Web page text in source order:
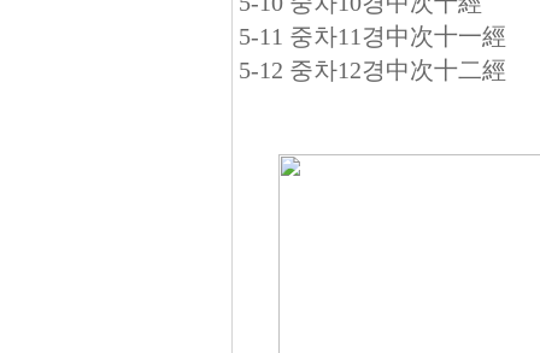
5-11 중차11경中次十一經
5-12 중차12경中次十二經